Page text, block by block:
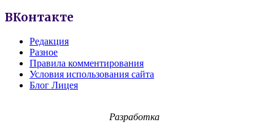
ВКонтакте
Редакция
Разное
Правила комментирования
Условия использования сайта
Блог Лицея
Разработка